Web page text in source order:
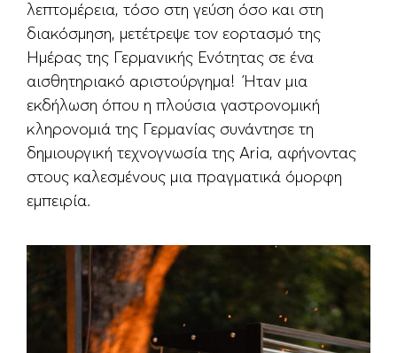
λεπτομέρεια, τόσο στη γεύση όσο και στη
διακόσμηση, μετέτρεψε τον εορτασμό της
Ημέρας της Γερμανικής Ενότητας σε ένα
αισθητηριακό αριστούργημα! Ήταν μια
εκδήλωση όπου η πλούσια γαστρονομική
κληρονομιά της Γερμανίας συνάντησε τη
δημιουργική τεχνογνωσία της Aria, αφήνοντας
στους καλεσμένους μια πραγματικά όμορφη
εμπειρία.